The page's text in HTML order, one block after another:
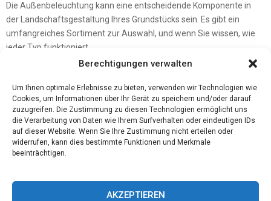
Berechtigungen verwalten
Um Ihnen optimale Erlebnisse zu bieten, verwenden wir Technologien wie
Cookies, um Informationen über Ihr Gerät zu speichern und/oder darauf
zuzugreifen. Die Zustimmung zu diesen Technologien ermöglicht uns
die Verarbeitung von Daten wie Ihrem Surfverhalten oder eindeutigen IDs
auf dieser Website. Wenn Sie Ihre Zustimmung nicht erteilen oder
widerrufen, kann dies bestimmte Funktionen und Merkmale
beeinträchtigen.
AKZEPTIEREN
Die Außenbeleuchtung kann eine entscheidende Komponente in
der Landschaftsgestaltung Ihres Grundstücks sein. Es gibt ein
umfangreiches Sortiment zur Auswahl, und wenn Sie wissen, wie
jeder Typ funktioniert,...